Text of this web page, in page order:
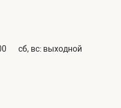
сб, вс: выходной